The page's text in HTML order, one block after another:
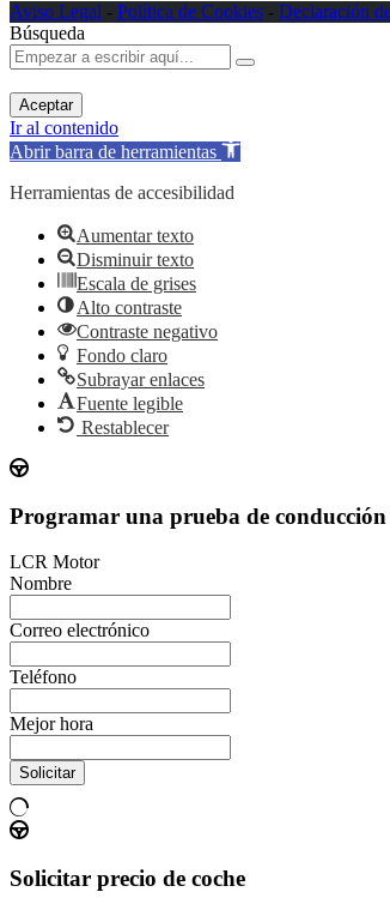
Aviso Legal - Política de Cookies - Declaración
Búsqueda
Aceptar
Ir al contenido
Abrir barra de herramientas
Herramientas de accesibilidad
Aumentar texto
Disminuir texto
Escala de grises
Alto contraste
Contraste negativo
Fondo claro
Subrayar enlaces
Fuente legible
Restablecer
Programar una prueba de conducción
LCR Motor
Nombre
Correo electrónico
Teléfono
Mejor hora
Solicitar
Solicitar precio de coche